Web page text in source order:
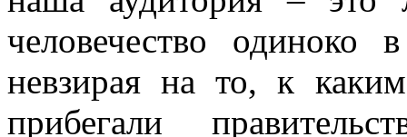
человечество одиноко
невзирая на то, к
прибегали